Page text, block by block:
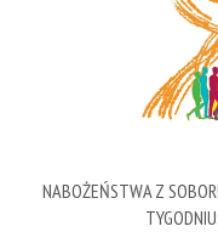
NABOŻEŃSTWA Z